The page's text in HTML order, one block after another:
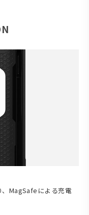
MagSafeによる充電